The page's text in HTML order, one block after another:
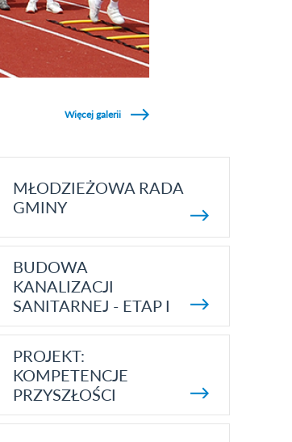
Więcej galerii
MŁODZIEŻOWA RADA
GMINY
BUDOWA
KANALIZACJI
SANITARNEJ - ETAP I
PROJEKT:
KOMPETENCJE
PRZYSZŁOŚCI